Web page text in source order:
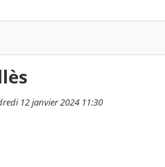
12 janvier 2024 11:30